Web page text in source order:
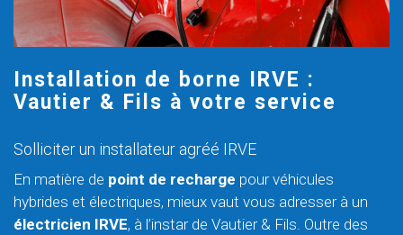
Installation de borne IRVE :
Vautier & Fils à votre service
Solliciter un installateur agréé IRVE
En matière de point de recharge pour véhicules
hybrides et électriques, mieux vaut vous adresser à un
électricien IRVE, à l’instar de Vautier & Fils. Outre des